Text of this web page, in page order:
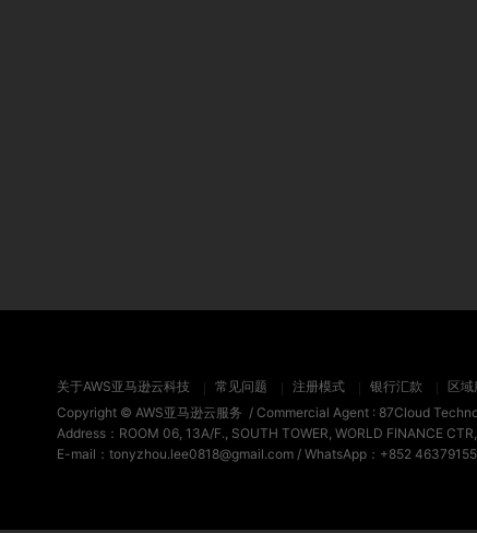
关于AWS亚马逊云科技 常见问题 注册模式 银行汇款 区域
Copyright © AWS亚马逊云服务 / Commercial Agent : 87Cloud
Address：ROOM 06, 13A/F., SOUTH TOWER, WORLD FINANCE
E-mail：tonyzhou.lee0818@gmail.com / WhatsApp：+852 46379155